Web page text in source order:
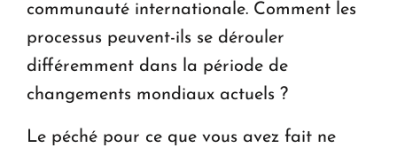
communauté internationale. Comment les
processus peuvent-ils se dérouler
différemment dans la période de
changements mondiaux actuels ?
Le péché pour ce que vous avez fait ne